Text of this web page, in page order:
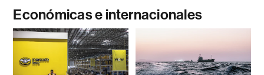
Económicas e internacionales